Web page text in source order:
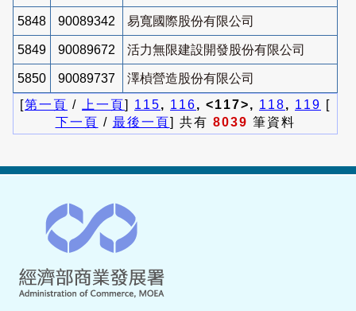
5848 90089342 易寬國際股份有限公司
5849 90089672 活力無限建設開發股份有限公司
5850 90089737
澤楨營造股份有限公司
[第一頁 / 上一頁] 115, 116, <117>, 118, 119 [
下一頁 / 最後一頁] 共有 8039 筆資料